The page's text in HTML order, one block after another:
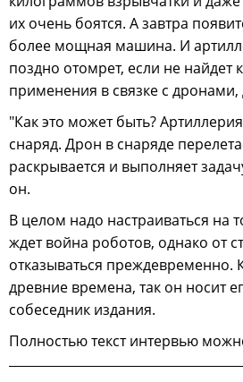
их очень боятся. А завтра
более мощная машина. И
поздно отомрет, если не найдет
применения в связке с дронами,
"Как это может быть?
снаряд. Дрон в снаряде
раскрывается и выполняет
он.
В целом надо настраиваться на
ждет война роботов, однако от
отказываться преждевременно.
древние времена, так он носит
собеседник издания.
Полностью текст интервью